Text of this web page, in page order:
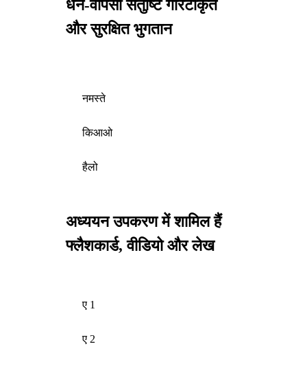
धन-वापसी संतुष्टि गारंटीकृत
और सुरक्षित भुगतान
नमस्ते
किआओ
हैलो
अध्ययन उपकरण में शामिल हैं
फ्लैशकार्ड, वीडियो और लेख
ए 1
ए 2